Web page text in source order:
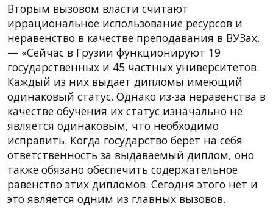
Вторым вызовом власти считают
иррациональное использование ресурсов и
неравенство в качестве преподавания в ВУЗах.
— «Сейчас в Грузии функционируют 19
государственных и 45 частных университетов.
Каждый из них выдает дипломы имеющий
одинаковый статус. Однако из-за неравенства в
качестве обучения их статус изначально не
является одинаковым, что необходимо
исправить. Когда государство берет на себя
ответственность за выдаваемый диплом, оно
также обязано обеспечить содержательное
равенство этих дипломов. Сегодня этого нет и
это является одним из главных вызовов.